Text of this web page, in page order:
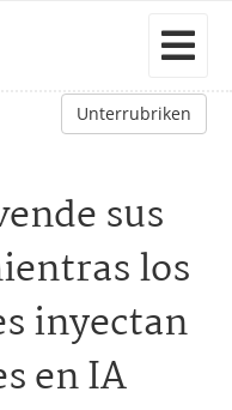
Unterrubriken
sus
los
inyectan
en IA